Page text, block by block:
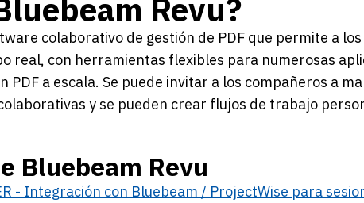
Revu?
colaborativo de gestión de PDF que permite a
real, con herramientas flexibles para numerosas
PDF a escala. Se puede invitar a los compañeros a
y se pueden crear flujos de trabajo
Bluebeam Revu
- Integración con Bluebeam / ProjectWise para